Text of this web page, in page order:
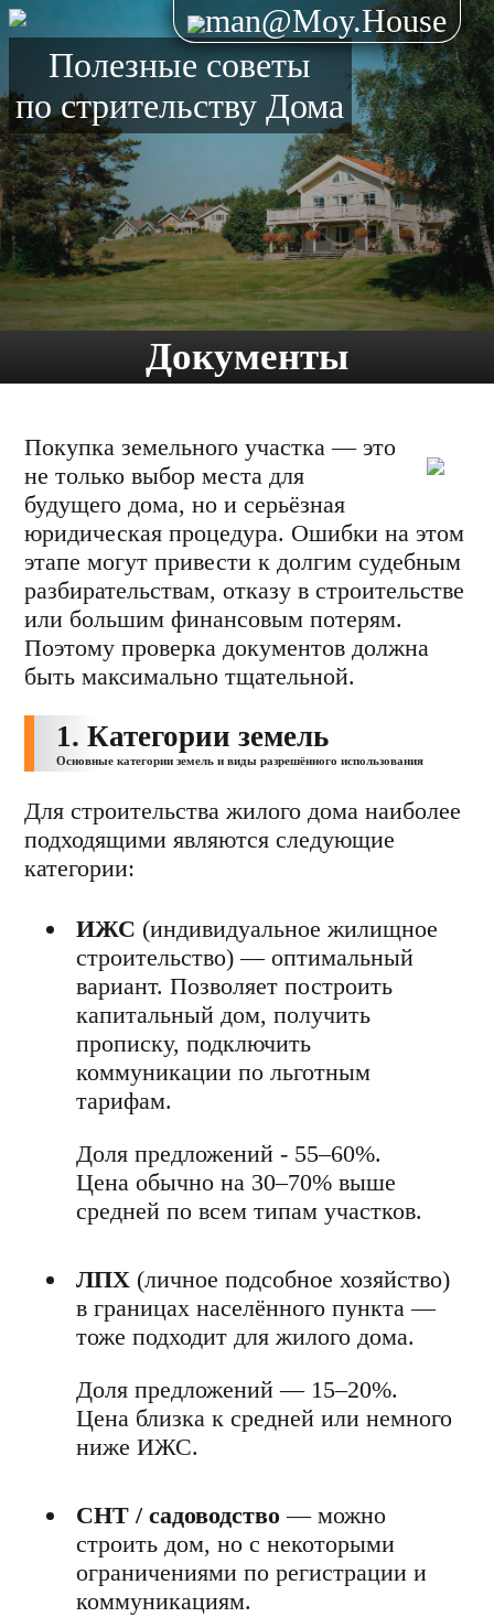
Полезные советы
по стрительству Дома
Документы
Покупка земельного участка — это
не только выбор места для
будущего дома, но и серьёзная
юридическая процедура. Ошибки на этом
этапе могут привести к долгим судебным
разбирательствам, отказу в строительстве
или большим финансовым потерям.
Поэтому проверка документов должна
быть максимально тщательной.
1. Категории земель
Основные категории земель и виды разрешённого использования
Для строительства жилого дома наиболее
подходящими являются следующие
категории:
ИЖС (индивидуальное жилищное
строительство) — оптимальный
вариант. Позволяет построить
капитальный дом, получить
прописку, подключить
коммуникации по льготным
тарифам.
Доля предложений - 55–60%.
Цена обычно на 30–70% выше
средней по всем типам участков.
ЛПХ (личное подсобное хозяйство)
в границах населённого пункта —
тоже подходит для жилого дома.
Доля предложений — 15–20%.
Цена близка к средней или немного
ниже ИЖС.
СНТ / садоводство — можно
строить дом, но с некоторыми
ограничениями по регистрации и
коммуникациям.
man@Moy.House